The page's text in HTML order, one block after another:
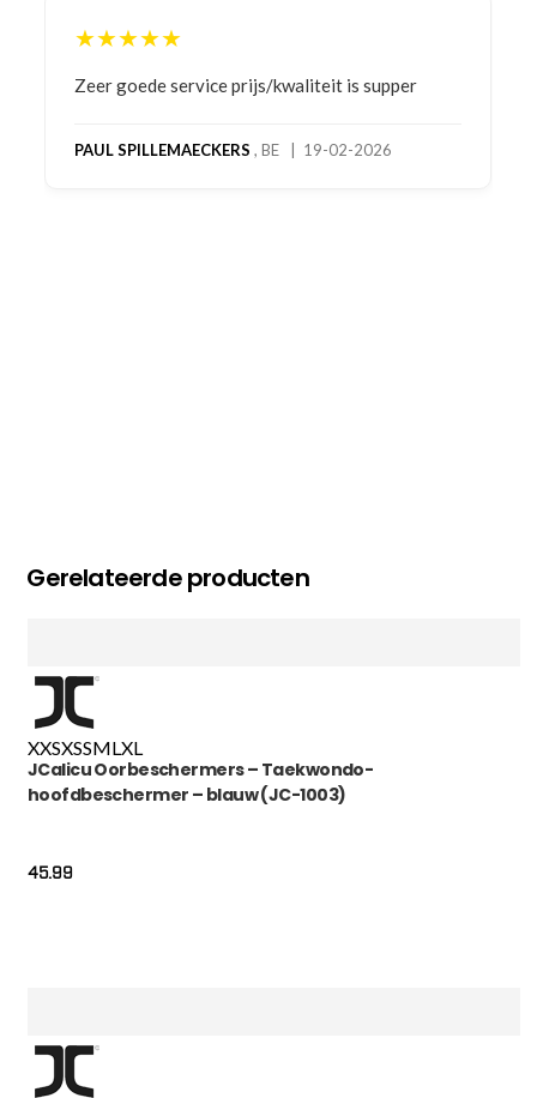
★★★★★
Bestelling gedaan vanwege goede prijzen en
bestelling al ontvangen met gifts, waardoor je
Gerelateerde producten
XXSXSSML XL
JCalicu Oorbeschermers – Taekwondo-
hoofdbeschermer – blauw (JC-1003)
45.99